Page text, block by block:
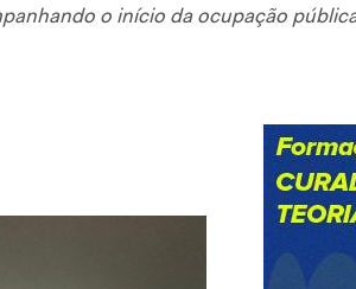
o início da ocupação